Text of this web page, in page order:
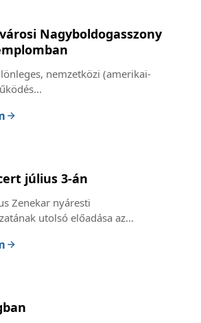
Nagyboldogasszony
nemzetközi (amerikai-
július 3-án
Zenekar nyáresti
utolsó előadása az...